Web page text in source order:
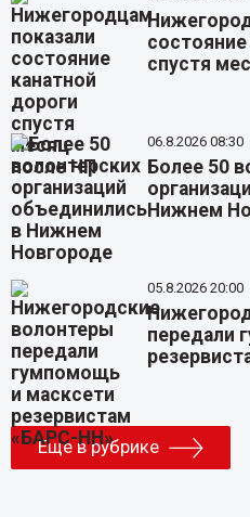
спустя
06.8.2026 08:30
Более 50
Нижнем
05.8.2026 20:00
передали
Еще в рубрике